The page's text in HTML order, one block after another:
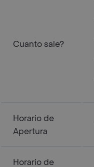
Cuanto sale?
Horario de
Apertura
Horario de